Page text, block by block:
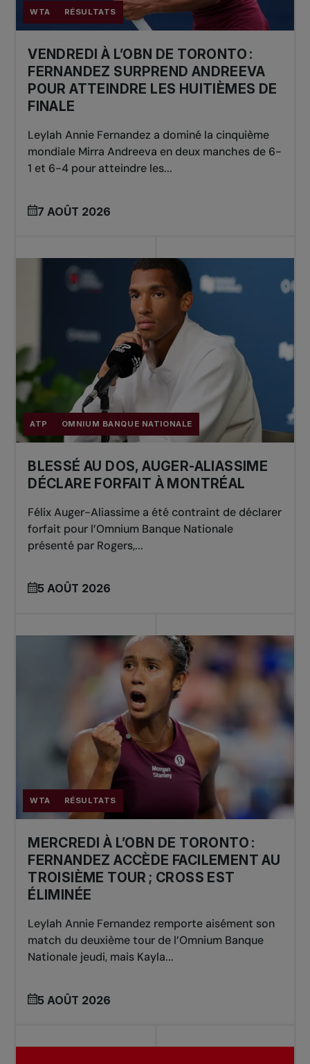
WTA RÉSULTATS
VENDREDI À L’OBN DE TORONTO :
FERNANDEZ SURPREND ANDREEVA
POUR ATTEINDRE LES HUITIÈMES DE
FINALE
Leylah Annie Fernandez a dominé la cinquième
mondiale Mirra Andreeva en deux manches de 6-
1 et 6-4 pour atteindre les...
7 AOÛT 2026
ATP OMNIUM BANQUE NATIONALE
BLESSÉ AU DOS, AUGER-ALIASSIME
DÉCLARE FORFAIT À MONTRÉAL
Félix Auger-Aliassime a été contraint de déclarer
forfait pour l’Omnium Banque Nationale
présenté par Rogers,...
5 AOÛT 2026
WTA RÉSULTATS
MERCREDI À L’OBN DE TORONTO :
FERNANDEZ ACCÈDE FACILEMENT AU
TROISIÈME TOUR ; CROSS EST
ÉLIMINÉE
Leylah Annie Fernandez remporte aisément son
match du deuxième tour de l’Omnium Banque
Nationale jeudi, mais Kayla...
5 AOÛT 2026